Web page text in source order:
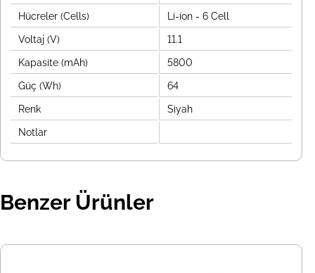
Hücreler (Cells) Li-ion - 6 Cell
Voltaj (V) 11.1
Kapasite (mAh) 5800
Güç (Wh) 64
Renk Siyah
Notlar
Benzer Ürünler